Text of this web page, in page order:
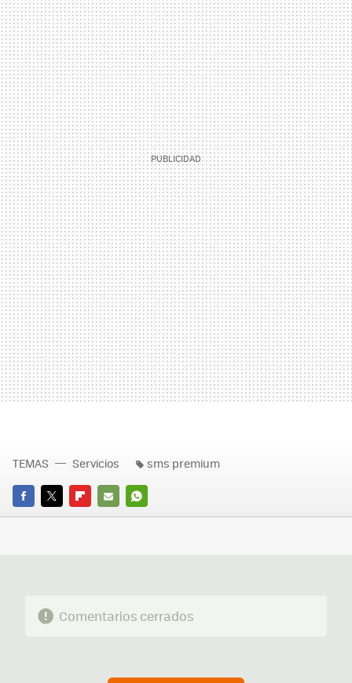
FACEBOOK
TWITTERFLIPBOARD
E-
WHATSAPP
TEMAS Servicios sms premium
Comentarios cerrados